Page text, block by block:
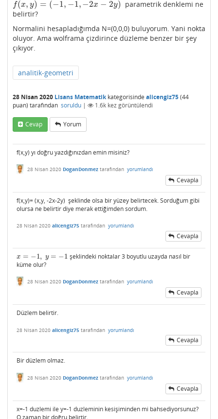
f(x, y) = (−1, −1,−2x − 2y)
f(x,y)=(− 1,− 1,−2x− 2y)
parametrik denklemi ne
belirtir?
Normalini hesapladığımda N=(0,0,0) buluyorum. Yani nokta
oluyor. Ama wolframa çizdirince düzleme benzer bir şey
çıkıyor.
analitik-geometri
28 Nisan 2020 Lisans Matematikkategorisinde alicengiz75(44
puan) tarafından soruldu | 1.6k kez görüntülendi
Cevap Yorum
f(x,y) yı doğru yazdığınızdan emin misiniz?
28 Nisan 2020 DoganDonmez tarafından yorumlandı
Cevapla
f(x,y)= (x,y, -2x-2y) şeklinde olsa bir yüzey belirtecek. Sorduğum gibi
olursa ne belirtir diye merak ettiğimden sordum.
28 Nisan 2020 alicengiz75 tarafından yorumlandı
Cevapla
x = −1, y = −1
x= −1 y=− 1
şeklindeki noktalar 3 boyutlu uzayda nasıl bir
küme olur?
28 Nisan 2020 DoganDonmez tarafından yorumlandı
Cevapla
Düzlem belirtir.
28 Nisan 2020 alicengiz75 tarafından yorumlandı
Cevapla
Bir düzlem olmaz.
28 Nisan 2020 DoganDonmez tarafından yorumlandı
Cevapla
x=-1 duzlemi ile y=-1 duzleminin kesişiminden mi bahsediyorsunuz?
O zaman bir doğru belirtir.